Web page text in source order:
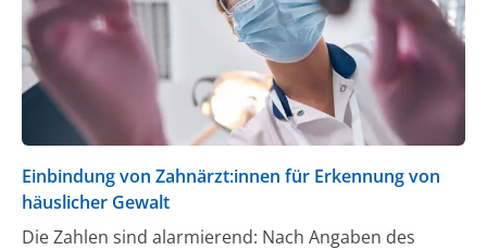
Einbindung von Zahnärzt:innen für Erkennung von
häuslicher Gewalt
Die Zahlen sind alarmierend: Nach Angaben des